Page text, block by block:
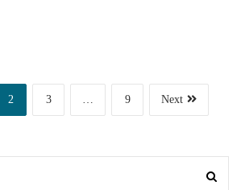
2 3 … 9 Next